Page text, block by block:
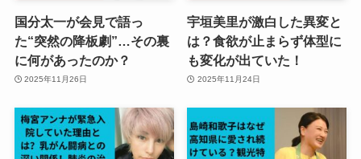
国分太一が会見で語っ
た“突然の降板劇”…その裏
に何があったのか？
2025年11月26日
宇垣美里が激白した異変と
は？食欲が止まらず体型に
も変化が出ていた！
2025年11月24日